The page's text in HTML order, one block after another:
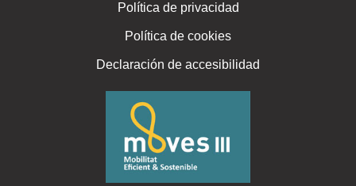
Política de privacidad
Política de cookies
Declaración de accesibilidad